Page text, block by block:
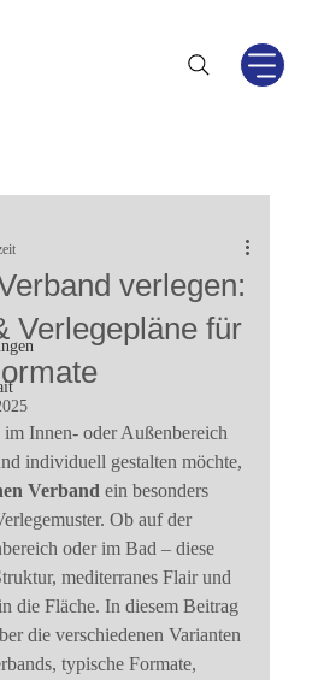
verlegen:
Verlegepläne für
Innen- oder Außenbereich
individuell gestalten möchte,
Verband ein besonders
Ob auf der
oder im Bad – diese
mediterranes Flair und
die Fläche. In diesem Beitrag
die verschiedenen Varianten
typische Formate,